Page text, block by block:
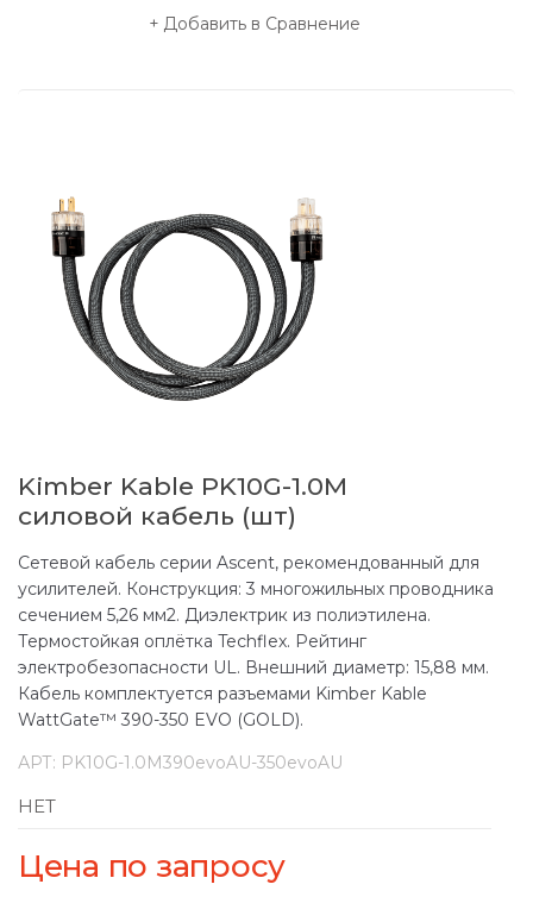
Добавить в Сравнение
Kimber Kable PK10G-1.0M
силовой кабель (шт)
Сетевой кабель серии Ascent, рекомендованный для
усилителей. Конструкция: 3 многожильных проводника
сечением 5,26 мм2. Диэлектрик из полиэтилена.
Термостойкая оплётка Techflex. Рейтинг
электробезопасности UL. Внешний диаметр: 15,88 мм.
Кабель комплектуется разъемами Kimber Kable
WattGate™ 390-350 EVO (GOLD).
АРТ: PK10G-1.0M390evoAU-350evoAU
НЕТ
Цена по запросу